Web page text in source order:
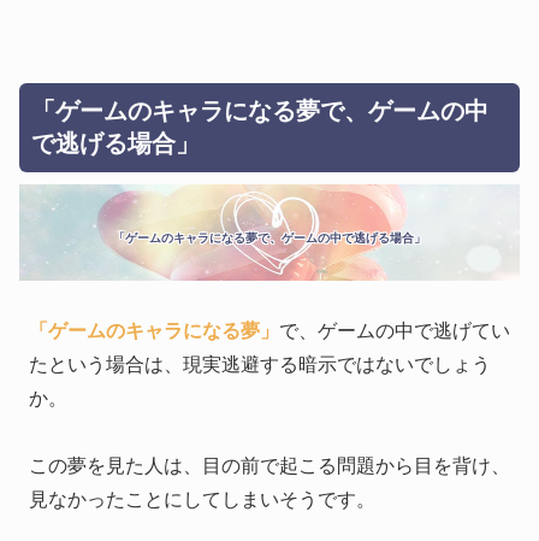
「ゲームのキャラになる夢で、ゲームの中
で逃げる場合」
「ゲームのキャラになる夢で、ゲームの中で逃げる場合」
「ゲームのキャラになる夢」 で、ゲームの中で逃げてい
たという場合は、現実逃避する暗示ではないでしょう
か。
この夢を見た人は、目の前で起こる問題から目を背け、
見なかったことにしてしまいそうです。